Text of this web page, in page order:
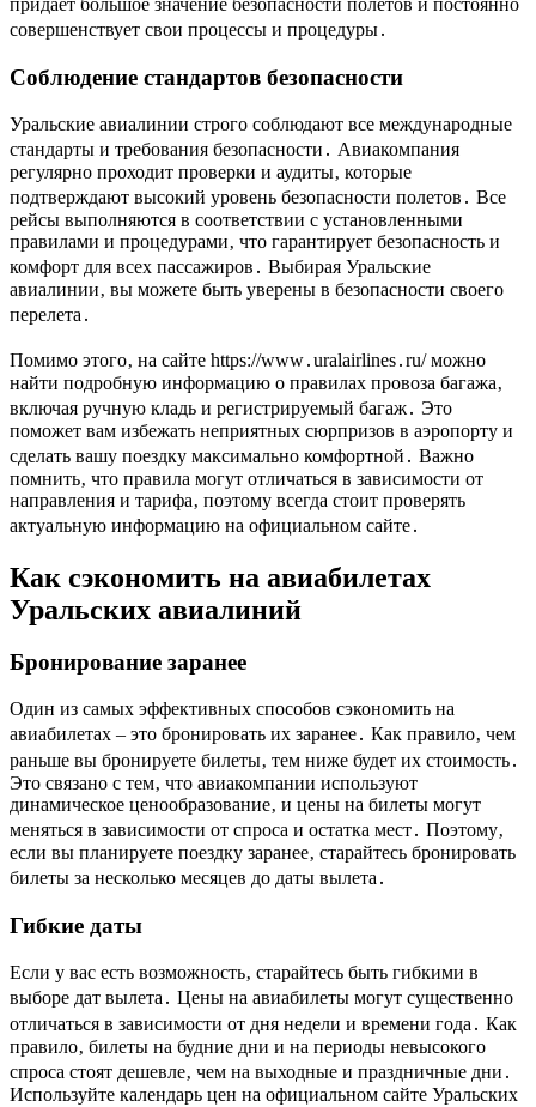
придает большое значение безопасности полетов и постоянно
совершенствует свои процессы и процедуры․
Соблюдение стандартов безопасности
Уральские авиалинии строго соблюдают все международные
стандарты и требования безопасности․ Авиакомпания
регулярно проходит проверки и аудиты‚ которые
подтверждают высокий уровень безопасности полетов․ Все
рейсы выполняются в соответствии с установленными
правилами и процедурами‚ что гарантирует безопасность и
комфорт для всех пассажиров․ Выбирая Уральские
авиалинии‚ вы можете быть уверены в безопасности своего
перелета․
Помимо этого‚ на сайте https://www․uralairlines․ru/ можно
найти подробную информацию о правилах провоза багажа‚
включая ручную кладь и регистрируемый багаж․ Это
поможет вам избежать неприятных сюрпризов в аэропорту и
сделать вашу поездку максимально комфортной․ Важно
помнить‚ что правила могут отличаться в зависимости от
направления и тарифа‚ поэтому всегда стоит проверять
актуальную информацию на официальном сайте․
Как сэкономить на авиабилетах
Уральских авиалиний
Бронирование заранее
Один из самых эффективных способов сэкономить на
авиабилетах – это бронировать их заранее․ Как правило‚ чем
раньше вы бронируете билеты‚ тем ниже будет их стоимость․
Это связано с тем‚ что авиакомпании используют
динамическое ценообразование‚ и цены на билеты могут
меняться в зависимости от спроса и остатка мест․ Поэтому‚
если вы планируете поездку заранее‚ старайтесь бронировать
билеты за несколько месяцев до даты вылета․
Гибкие даты
Если у вас есть возможность‚ старайтесь быть гибкими в
выборе дат вылета․ Цены на авиабилеты могут существенно
отличаться в зависимости от дня недели и времени года․ Как
правило‚ билеты на будние дни и на периоды невысокого
спроса стоят дешевле‚ чем на выходные и праздничные дни․
Используйте календарь цен на официальном сайте Уральских